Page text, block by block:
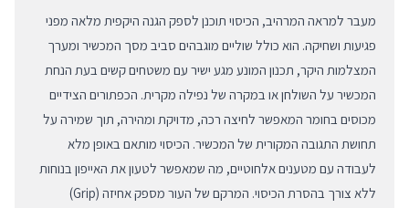
מעבר למראה המרהיב, הכיסוי תוכנן לספק הגנה היקפית מלאה מפני
פגיעות ושחיקה. הוא כולל שוליים מוגבהים סביב מסך המכשיר ומערך
המצלמות היקר, תכנון המונע מגע ישיר עם משטחים קשים בעת הנחת
המכשיר על השולחן או במקרה של נפילה מקרית. הכפתורים הצידיים
מכוסים בחומר המאפשר לחיצה רכה, מדויקת ומהירה, תוך שמירה על
תחושת התגובה המקורית של המכשיר. הכיסוי מותאם באופן מלא
לעבודה עם מטענים אלחוטיים, מה שמאפשר לטעון את האייפון בנוחות
ללא צורך בהסרת הכיסוי. המרקם של העור מספק אחיזה (Grip)